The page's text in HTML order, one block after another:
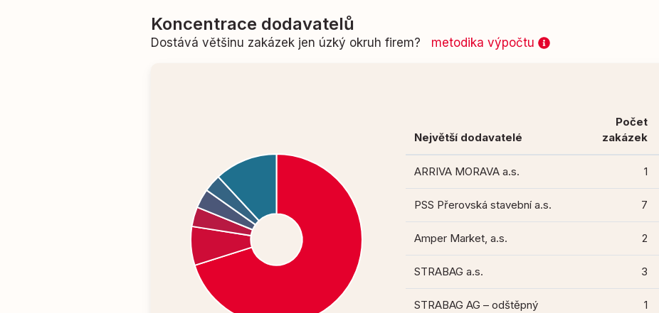
Koncentrace dodavatelů
Dostává většinu zakázek jen úzký okruh firem? metodika výpočtu
Největší dodavatelé
Počet
zakázek
ARRIVA MORAVA a.s. 1
PSS Přerovská stavební a.s. 7
Amper Market, a.s. 2
STRABAG a.s. 3
STRABAG AG – odštěpný
1